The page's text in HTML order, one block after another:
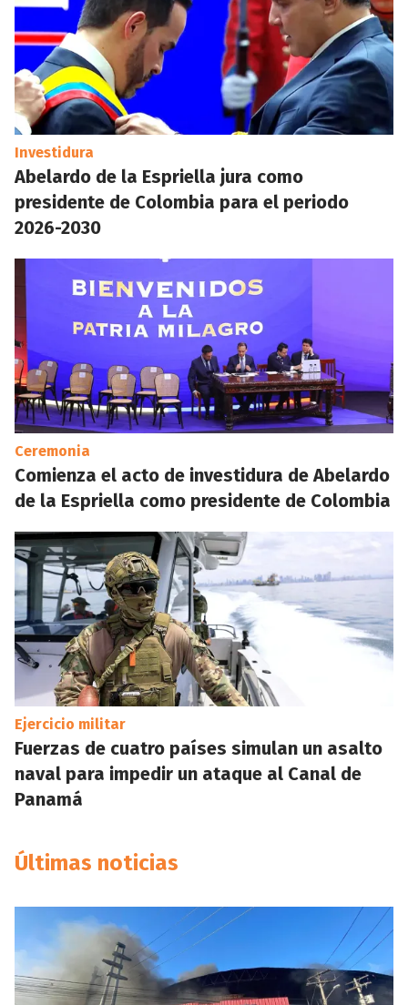
Investidura
Abelardo de la Espriella jura como
presidente de Colombia para el periodo
2026-2030
Ceremonia
Comienza el acto de investidura de Abelardo
de la Espriella como presidente de Colombia
Ejercicio militar
Fuerzas de cuatro países simulan un asalto
naval para impedir un ataque al Canal de
Panamá
Últimas noticias